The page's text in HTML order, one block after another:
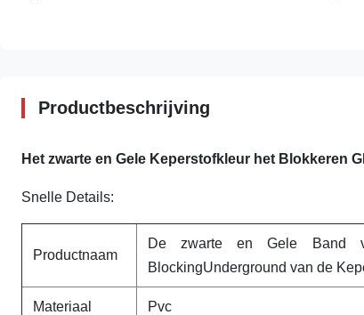
Productbeschrijving
Het zwarte en Gele Keperstofkleur het Blokkeren
Snelle Details:
Productnaam
De zwarte en Gele Band
BlockingUnderground van de
Materiaal Pvc